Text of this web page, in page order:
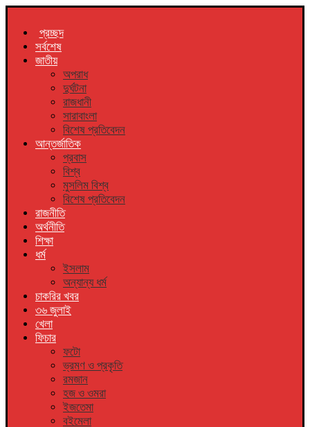
প্রচ্ছদ
সর্বশেষ
জাতীয়
অপরাধ
দুর্ঘটনা
রাজধানী
সারাবাংলা
বিশেষ প্রতিবেদন
আন্তর্জাতিক
প্রবাস
বিশ্ব
মুসলিম বিশ্ব
বিশেষ প্রতিবেদন
রাজনীতি
অর্থনীতি
শিক্ষা
ধর্ম
ইসলাম
অন্যান্য ধর্ম
চাকরির খবর
৩৬ জুলাই
খেলা
ফিচার
ফটো
ভ্রমণ ও প্রকৃতি
রমজান
হজ ও ওমরা
ইজতেমা
বইমেলা